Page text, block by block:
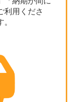
利用くださ